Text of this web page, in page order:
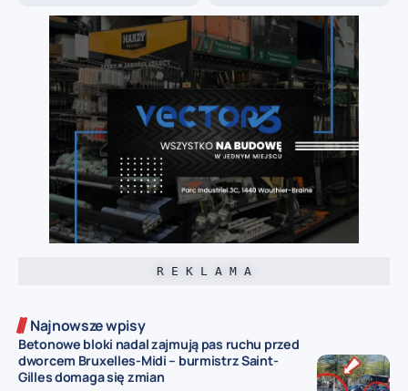
R E K L A M A
Najnowsze wpisy
Betonowe bloki nadal zajmują pas ruchu przed
dworcem Bruxelles-Midi – burmistrz Saint-
Gilles domaga się zmian